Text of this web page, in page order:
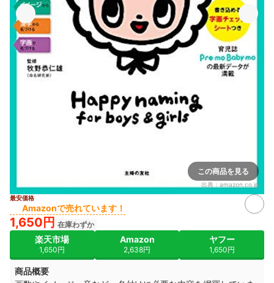
この商品を見る
出典： amazon.co.jp
最安価格
Amazonで売れています！
1,650円 在庫わずか
楽天市場
1,650円
Amazon
2,638円
ヤフー
1,650円
商品概要